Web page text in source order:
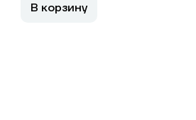
В корзину